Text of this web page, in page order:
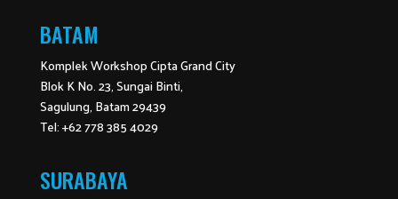
BATAM
Komplek Workshop Cipta Grand City
Blok K No. 23, Sungai Binti,
Sagulung, Batam 29439
Tel: +62 778 385 4029
SURABAYA